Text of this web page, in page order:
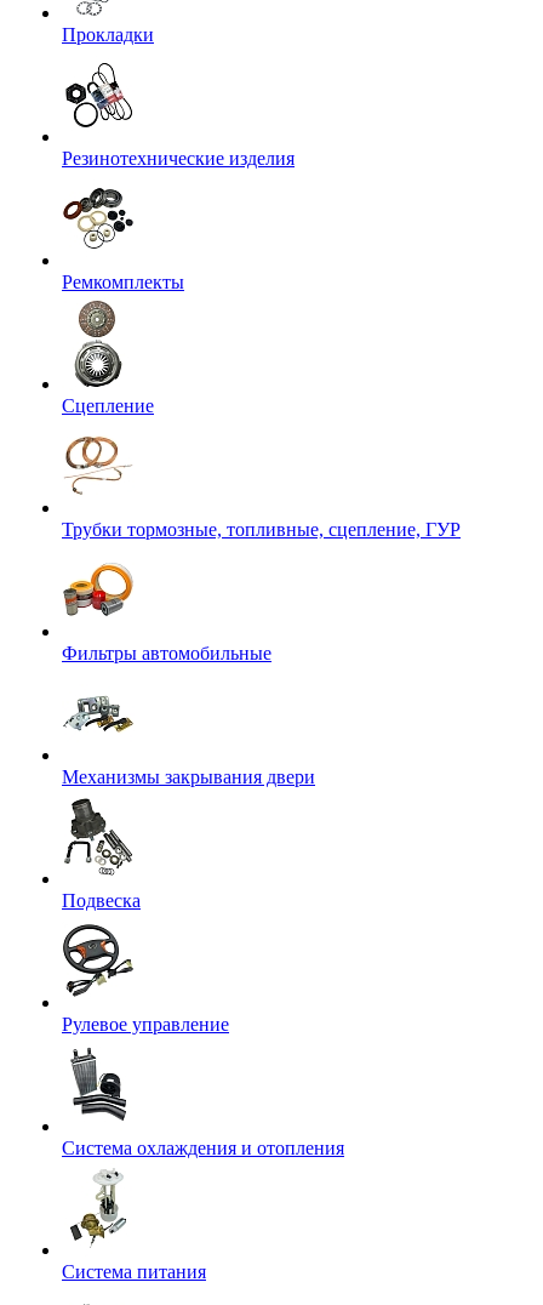
Прокладки
Резинотехнические изделия
Ремкомплекты
Сцепление
Трубки тормозные, топливные, сцепление, ГУР
Фильтры автомобильные
Механизмы закрывания двери
Подвеска
Рулевое управление
Система охлаждения и отопления
Система питания